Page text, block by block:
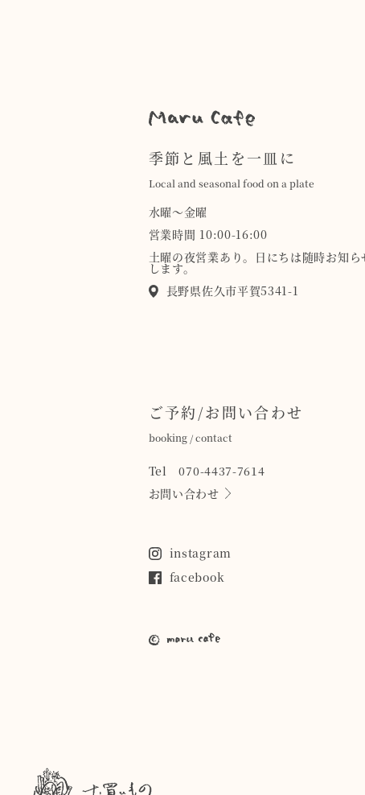
季節と風土を一皿に
Local and seasonal food on a plate
水曜〜金曜
営業時間 10:00-16:00
土曜の夜営業あり。日にちは随時お知ら
します。
長野県佐久市平賀5341-1
ご予約/お問い合わせ
booking / contact
Tel 070-4437-7614
お問い合わせ
instagram
facebook